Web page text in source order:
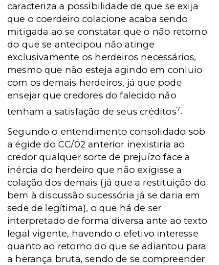
caracteriza a possibilidade de que se exija
que o coerdeiro colacione acaba sendo
mitigada ao se constatar que o não retorno
do que se antecipou não atinge
exclusivamente os herdeiros necessários,
mesmo que não esteja agindo em conluio
com os demais herdeiros, já que pode
ensejar que credores do falecido não
tenham a satisfação de seus créditos7.
Segundo o entendimento consolidado sob
a égide do CC/02 anterior inexistiria ao
credor qualquer sorte de prejuízo face a
inércia do herdeiro que não exigisse a
colação dos demais (já que a restituição do
bem à discussão sucessória já se daria em
sede de legítima), o que há de ser
interpretado de forma diversa ante ao texto
legal vigente, havendo o efetivo interesse
quanto ao retorno do que se adiantou para
a herança bruta, sendo de se compreender